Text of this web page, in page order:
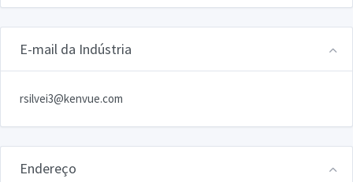
E-mail da Indústria
rsilvei3@kenvue.com
Endereço